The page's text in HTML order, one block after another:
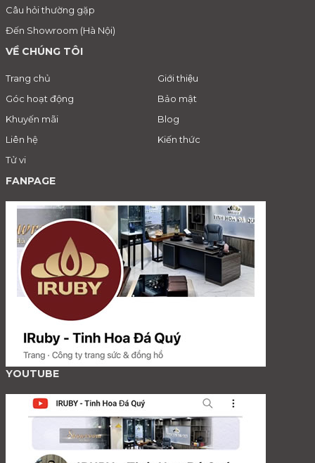
Câu hỏi thường gặp
Đến Showroom (Hà Nội)
VỀ CHÚNG TÔI
Trang chủ
Giới thiệu
Góc hoạt động
Bảo mật
Khuyến mãi
Blog
Liên hệ
Kiến thức
Tử vi
FANPAGE
YOUTUBE